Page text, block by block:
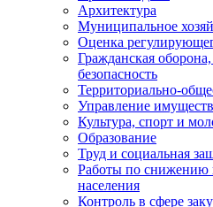
Архитектура
Муниципальное
Оценка
Гражданская
безопасность
Территориально-
Управление
Культура, спорт и
Образование
Труд и социальная
Работы по снижению
населения
Контроль в сфере